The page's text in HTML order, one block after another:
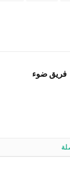
فريق ضوء